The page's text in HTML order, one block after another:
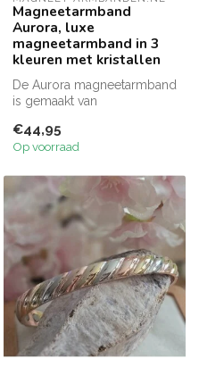
Magneetarmband
Aurora, luxe
magneetarmband in 3
kleuren met kristallen
De Aurora magneetarmband
is gemaakt van
steel en verkrij...
€44,95
Op voorraad